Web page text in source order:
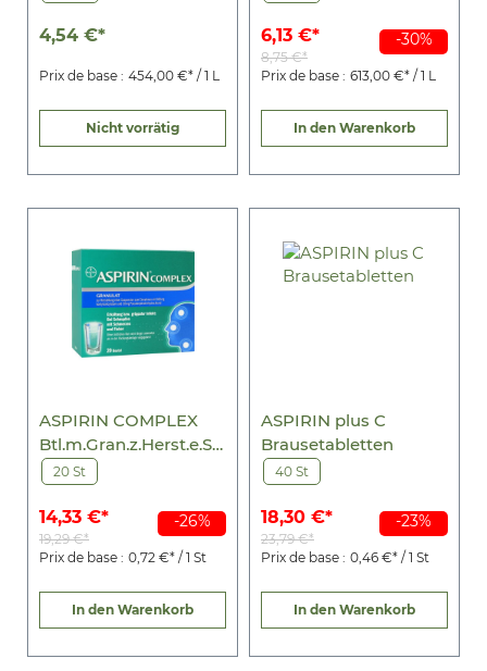
4,54 €*
Prix de base : 454,00 €* / 1 L
Nicht vorrätig
-30%
6,13 €*
8,75 €*
Prix de base : 613,00 €* / 1 L
In den Warenkorb
-26%
ASPIRIN COMPLEX
Btl.m.Gran.z.Herst.e.Su
sp.z.Einn.
20 St
14,33 €*
19,29 €*
Prix de base : 0,72 €* / 1 St
In den Warenkorb
-23%
ASPIRIN plus C
Brausetabletten
40 St
18,30 €*
23,79 €*
Prix de base : 0,46 €* / 1 St
In den Warenkorb